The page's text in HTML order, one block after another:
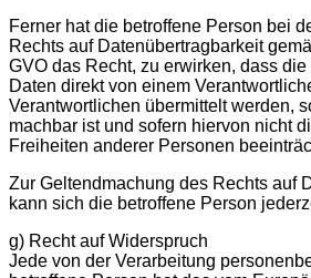
Ferner hat die betroffene Person bei
Rechts auf Datenübertragbarkeit
GVO das Recht, zu erwirken, dass
Daten direkt von einem
Verantwortlichen übermittelt werden,
machbar ist und sofern hiervon nicht
Freiheiten anderer Personen
Zur Geltendmachung des Rechts auf
kann sich die betroffene Person
g) Recht auf Widerspruch
Jede von der Verarbeitung